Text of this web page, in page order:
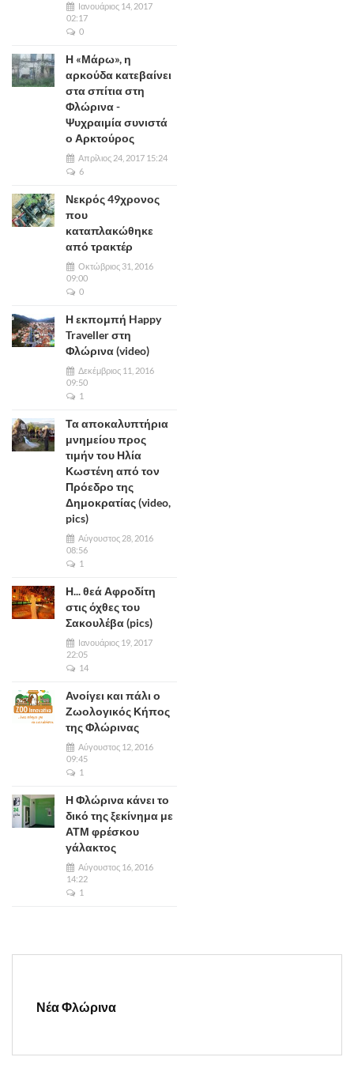
Ιανουάριος 14, 2017
02:17
0
Η «Μάρω», η
αρκούδα κατεβαίνει
στα σπίτια στη
Φλώρινα -
Ψυχραιμία συνιστά
ο Αρκτούρος
Απρίλιος 24, 2017 15:24
6
Νεκρός 49χρονος
που
καταπλακώθηκε
από τρακτέρ
Οκτώβριος 31, 2016
09:00
0
Η εκπομπή Happy
Traveller στη
Φλώρινα (video)
Δεκέμβριος 11, 2016
09:50
1
Τα αποκαλυπτήρια
μνημείου προς
τιμήν του Ηλία
Κωστένη από τον
Πρόεδρο της
Δημοκρατίας (video,
pics)
Αύγουστος 28, 2016
08:56
1
Η... θεά Αφροδίτη
στις όχθες του
Σακουλέβα (pics)
Ιανουάριος 19, 2017
22:05
14
Ανοίγει και πάλι ο
Ζωολογικός Κήπος
της Φλώρινας
Αύγουστος 12, 2016
09:45
1
Η Φλώρινα κάνει το
δικό της ξεκίνημα με
ΑΤΜ φρέσκου
γάλακτος
Αύγουστος 16, 2016
14:22
1
Νέα Φλώρινα